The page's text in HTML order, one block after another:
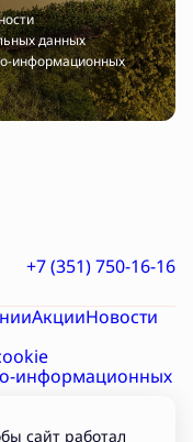
данных
информационных
+7 (351) 750-16-16
АкцииНовости
информационных
Документы
сайт работал